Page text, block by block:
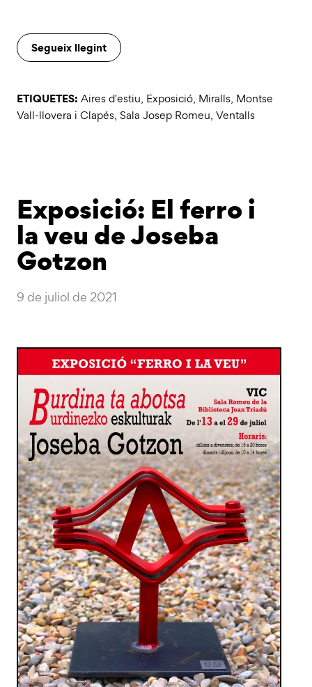
Segueix llegint
ETIQUETES: Aires d'estiu, Exposició, Miralls, Montse
Vall-llovera i Clapés, Sala Josep Romeu, Ventalls
Exposició: El ferro i
la veu de Joseba
Gotzon
9 de juliol de 2021